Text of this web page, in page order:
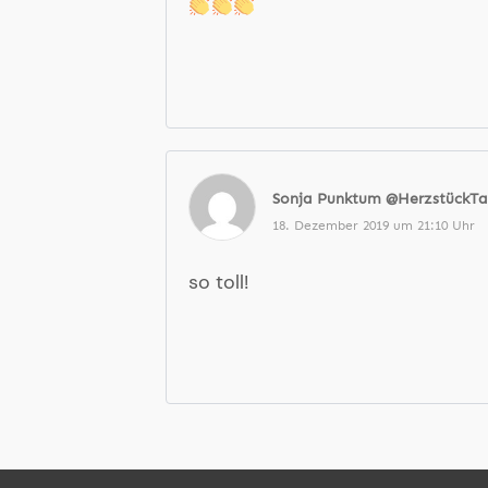
Sonja Punktum
18. Dezember 2019 um 21:10 Uhr
so toll!